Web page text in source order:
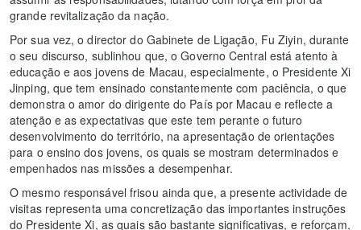
grande revitalização da nação.
Por sua vez, o director do Gabinete de Ligação, Fu Ziyin, durante
o seu discurso, sublinhou que, o Governo Central está atento à
educação e aos jovens de Macau, especialmente, o Presidente Xi
Jinping, que tem ensinado constantemente com paciência, o que
demonstra o amor do dirigente do País por Macau e reflecte a
atenção e as expectativas que este tem perante o futuro
desenvolvimento do território, na apresentação de orientações
para o ensino dos jovens, os quais se mostram determinados e
empenhados nas missões a desempenhar.
O mesmo responsável frisou ainda que, a presente actividade de
visitas representa uma concretização das importantes instruções
do Presidente Xi, as quais são bastante significativas, e reforçam,